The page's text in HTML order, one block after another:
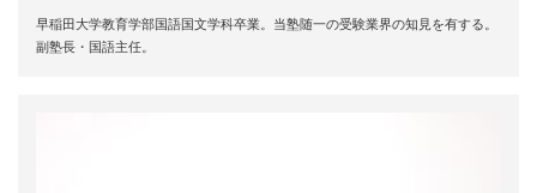
早稲田大学教育学部国語国文学科卒業。当塾随一の受験業界の知見を有する。
副塾長・国語主任。